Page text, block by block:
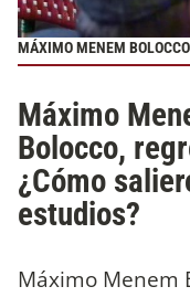
MÁXIMO MENEM BOLOCCO
Máximo
Bolocco,
¿Cómo
estudios?
Máximo Menem